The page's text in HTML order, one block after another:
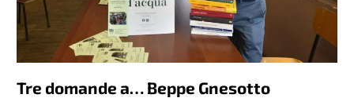
Tre domande a… Beppe Gnesotto